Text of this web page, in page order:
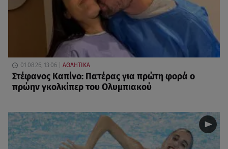
01.08.26, 13:06 ΑΘΛΗΤΙΚΑ
Στέφανος Καπίνο: Πατέρας για πρώτη φορά ο
πρώην γκολκίπερ του Ολυμπιακού